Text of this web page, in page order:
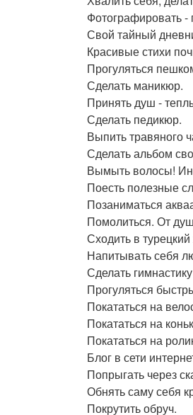
Фотографировать
Свой тайный
Красивые стихи
Прогуляться
Сделать маникюр.
Принять душ -
Сделать педикюр.
Выпить травяного
Сделать альбом
Вымыть волосы!
Поесть полезные
Позаниматься
Помолиться. От
Сходить в
Напитывать себя
Сделать
Прогуляться
Покататься на
Покататься на
Покататься на
Блог в сети
Попрыгать через
Обнять саму себя
Покрутить обруч.